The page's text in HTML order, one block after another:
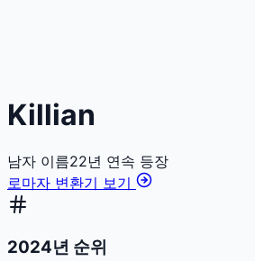
Killian
남자 이름22년 연속 등장
로마자 변환기 보기
2024년 순위